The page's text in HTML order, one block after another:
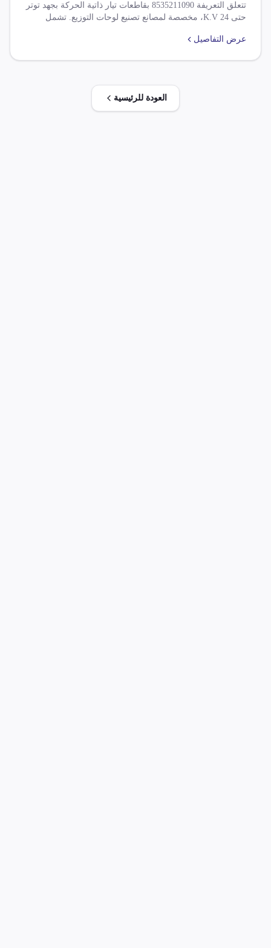
تتعلق التعريفة 8535211090 بقاطعات تيار ذاتية الحركة بجهد توتر
حتى 24 K.V، مخصصة لمصانع تصنيع لوحات التوزيع. تشمل
عرض التفاصيل
العودة للرئيسية